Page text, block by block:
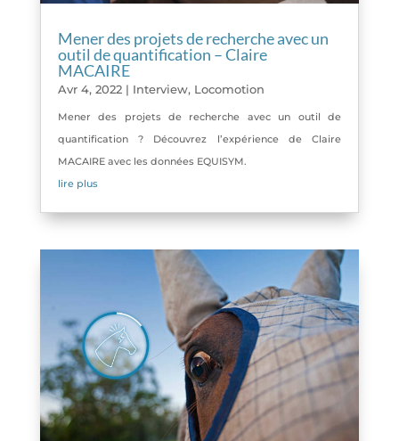
Mener des projets de recherche avec un
outil de quantification – Claire
MACAIRE
Avr 4, 2022| Interview, Locomotion
Mener des projets de recherche avec un outil de
quantification ? Découvrez l’expérience de Claire
MACAIRE avec les données EQUISYM.
lire plus